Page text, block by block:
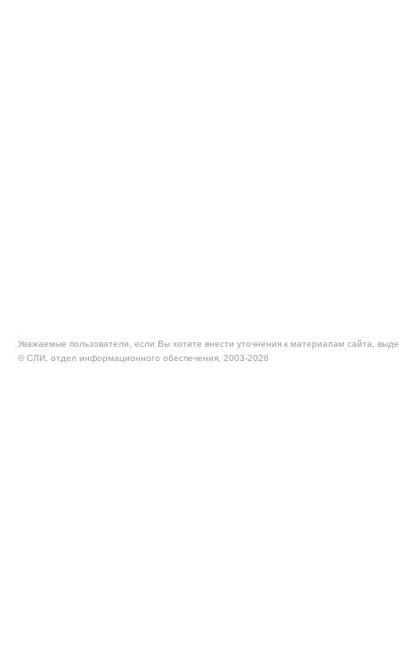
Уважаемые пользователи, если Вы хотите внести уточнения к материалам сайта,
© CЛИ, отдел информационного обеспечения, 2003-2026